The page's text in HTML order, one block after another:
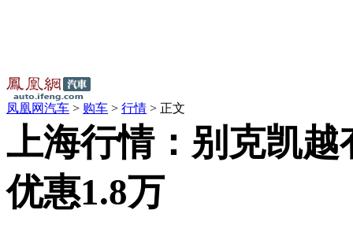
凤凰网汽车 > 购车 > 行情 > 正文
上海行情：别克凯越
优惠1.8万